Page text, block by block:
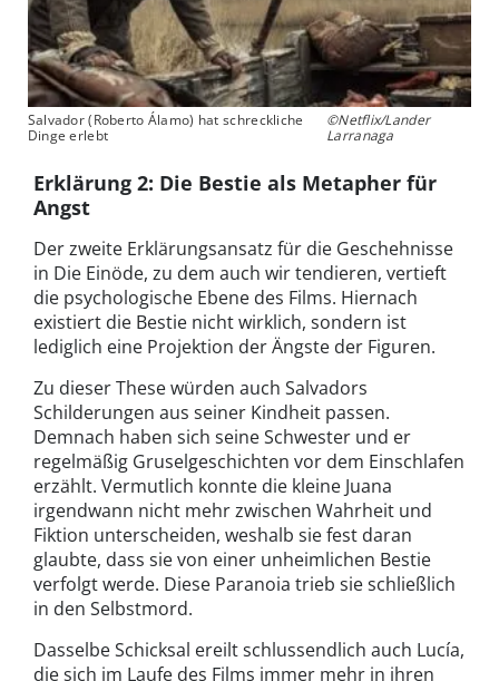
Salvador (Roberto Álamo) hat schreckliche
Dinge erlebt
©Netflix/Lander
Larranaga
Erklärung 2: Die Bestie als Metapher für
Angst
Der zweite Erklärungsansatz für die Geschehnisse
in Die Einöde, zu dem auch wir tendieren, vertieft
die psychologische Ebene des Films. Hiernach
existiert die Bestie nicht wirklich, sondern ist
lediglich eine Projektion der Ängste der Figuren.
Zu dieser These würden auch Salvadors
Schilderungen aus seiner Kindheit passen.
Demnach haben sich seine Schwester und er
regelmäßig Gruselgeschichten vor dem Einschlafen
erzählt. Vermutlich konnte die kleine Juana
irgendwann nicht mehr zwischen Wahrheit und
Fiktion unterscheiden, weshalb sie fest daran
glaubte, dass sie von einer unheimlichen Bestie
verfolgt werde. Diese Paranoia trieb sie schließlich
in den Selbstmord.
Dasselbe Schicksal ereilt schlussendlich auch Lucía,
die sich im Laufe des Films immer mehr in ihren